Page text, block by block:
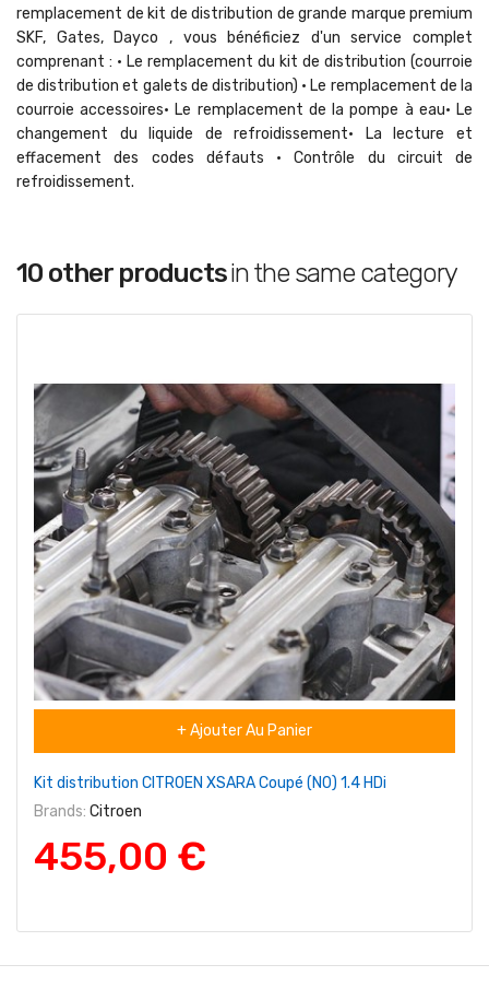
remplacement de kit de distribution de grande marque premium
SKF, Gates, Dayco , vous bénéficiez d'un service complet
comprenant : • Le remplacement du kit de distribution (courroie
de distribution et galets de distribution) • Le remplacement de la
courroie accessoires• Le remplacement de la pompe à eau• Le
changement du liquide de refroidissement• La lecture et
effacement des codes défauts • Contrôle du circuit de
refroidissement.
10 other productsin the same category
+ Ajouter Au Panier
Kit distribution CITROEN XSARA Coupé (N0) 1.4 HDi
Brands: Citroen
455,00 €